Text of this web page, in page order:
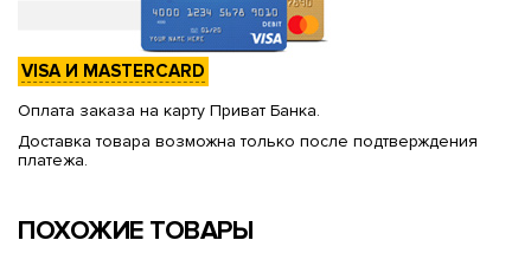
VISA И MASTERCARD
Оплата заказа на карту Приват Банка.
Доставка товара возможна только после подтверждения
платежа.
ПОХОЖИЕ ТОВАРЫ